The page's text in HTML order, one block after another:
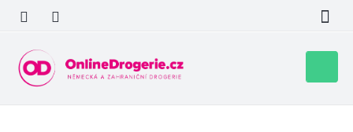
obsah
košík